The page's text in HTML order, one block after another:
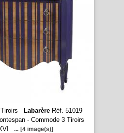
- LabarèreRéf. 51019
- Commode 3 Tiroirs
... [4 image(s)]